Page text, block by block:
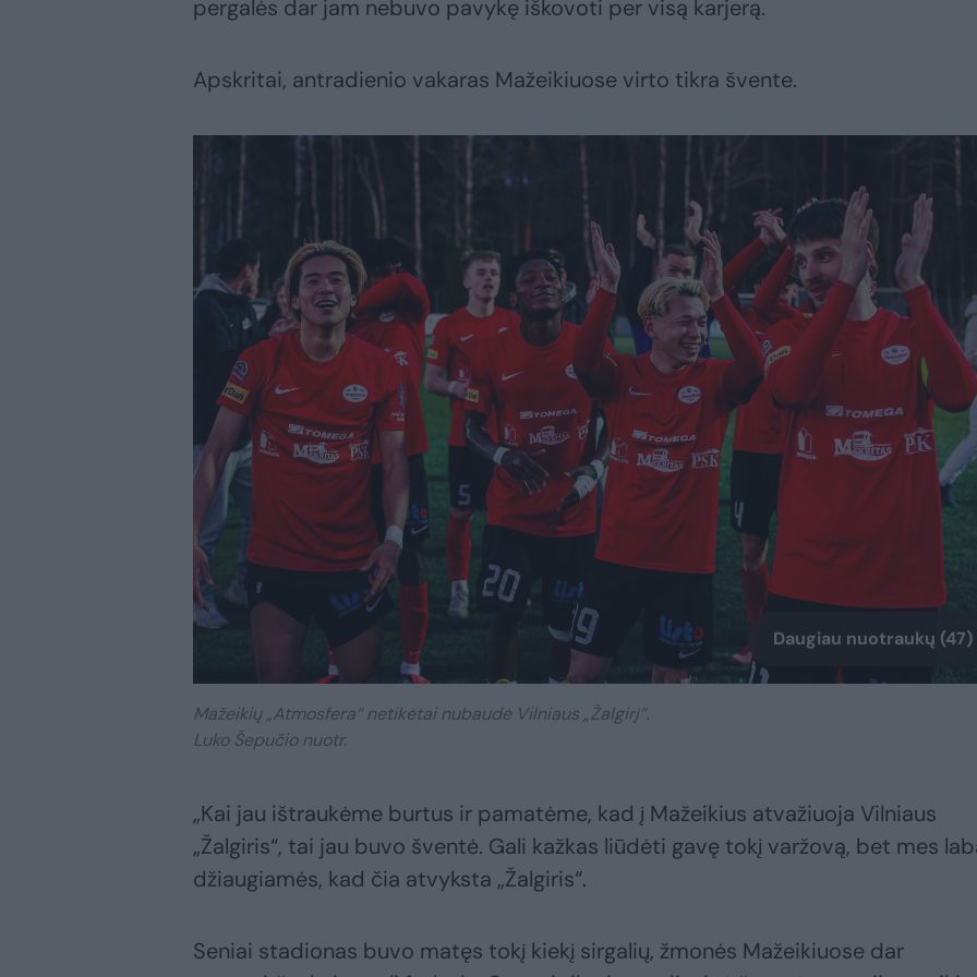
pergalės dar jam nebuvo pavykę iškovoti per visą karjerą.
Apskritai, antradienio vakaras Mažeikiuose virto tikra švente.
Daugiau nuotraukų (47)
Mažeikių „Atmosfera“ netikėtai nubaudė Vilniaus „Žalgirį“.
Luko Šepučio nuotr.
„Kai jau ištraukėme burtus ir pamatėme, kad į Mažeikius atvažiuoja Vilniaus
„Žalgiris“, tai jau buvo šventė. Gali kažkas liūdėti gavę tokį varžovą, bet mes
džiaugiamės, kad čia atvyksta „Žalgiris“.
Seniai stadionas buvo matęs tokį kiekį sirgalių, žmonės Mažeikiuose dar